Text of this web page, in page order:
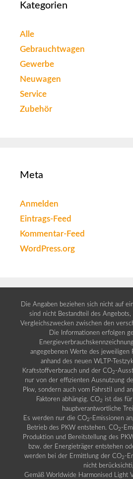
Kategorien
Alle
Gebrauchtwagen
Gewerbe
Neuwagen
Service
Zubehör
Meta
Anmelden
Eintrags-Feed
Kommentar-Feed
WordPress.org
Die Angaben beziehen sich nicht auf
sind nicht Bestandteil des
Vergleichszwecken zwischen den
Die Informationen erfolgen
angegebenen Werte des jeweiligen
anhand des neuen WLTP-
Kraftstoffverbrauch und der CO2 -
nur von der effizienten Ausnutzung
Pkw, sondern auch vom Fahrstil und
Faktoren abhängig. CO2 ist das
hauptverantwortliche
Es werden nur die CO2 -Emissionen
Betrieb des PKW entstehen. CO2 -
Produktion und Bereitstellung des
bzw. der Energieträger entstehen
werden bei der Ermittlung der CO2 -
nicht
Gemäß Worldwide Harmonised Light